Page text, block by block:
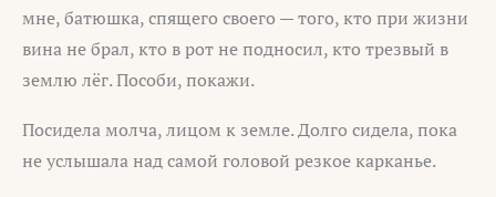
мне, батюшка, спящего своего — того, кто при жизни
вина не брал, кто в рот не подносил, кто трезвый в
землю лёг. Пособи, покажи.
Посидела молча, лицом к земле. Долго сидела, пока
не услышала над самой головой резкое карканье.